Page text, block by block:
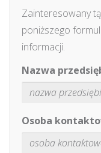
Zainteresowany
poniższego
informacji.
Nazwa
Osoba